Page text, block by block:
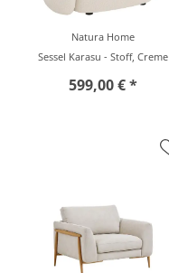
Natura Home
Sessel Karasu - Stoff, Creme
599,00 € *